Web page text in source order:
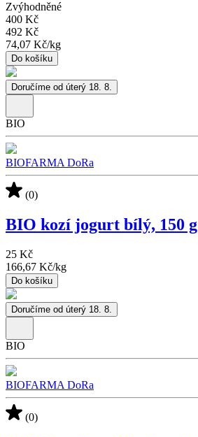
Zvýhodněné
400 Kč
492 Kč
74,07 Kč/kg
Do košíku
Doručíme od úterý 18. 8.
BIO
BIOFARMA DoRa
(0)
BIO kozí jogurt bílý, 150 g
25 Kč
166,67 Kč/kg
Do košíku
Doručíme od úterý 18. 8.
BIO
BIOFARMA DoRa
(0)